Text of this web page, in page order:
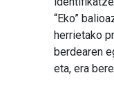
“Eko”
herrietako
berdearen
eta, era